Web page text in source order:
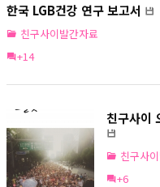
한국 LGB건강 연구 보고서
친구사이발간자료
+14
친구사이
친구사
+6